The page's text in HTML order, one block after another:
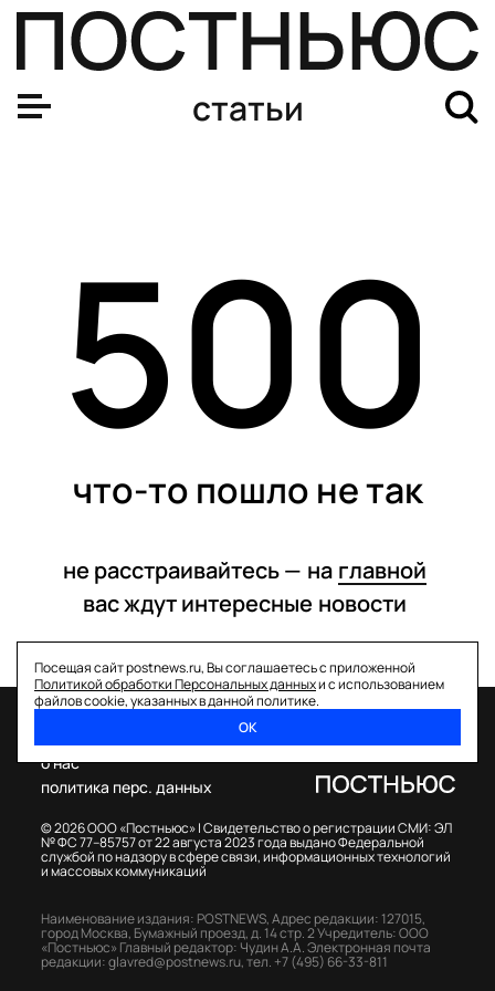
статьи
500
что-то пошло не так
не расстраивайтесь — на главной
вас ждут интересные новости
Посещая сайт postnews.ru, Вы соглашаетесь с приложенной
Политикой обработки Персональных данныхи с использованием
файлов cookie, указанных в данной политике.
ОК
© 2026 ООО «Постньюс» |Свидетельство о регистрации СМИ: ЭЛ
№ ФС 77–85757 от 22 августа 2023 года выдано Федеральной
службой по надзору в сфере связи, информационных технологий
и массовых коммуникаций
о нас
политика перс. данных
Наименование издания: POSTNEWS,Адрес редакции: 127015,
город Москва, Бумажный проезд, д. 14 стр. 2Учредитель: ООО
«Постньюс» Главный редактор: Чудин А.А.Электронная почта
редакции:glavred@postnews.ru,тел. +7 (495) 66-33-811